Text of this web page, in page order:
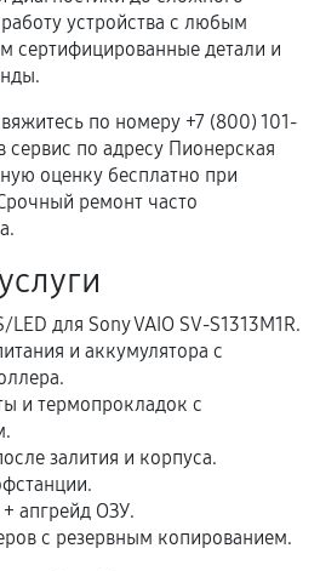
работ с датой, перечнем
комплектующие
возможно оформление
Стоимость, сроки и
отдельно и
не действует
устройства с любым
сертифицированные детали и
по номеру +7 (800) 101-
сервис по адресу Пионерская
оценку бесплатно при
ремонт часто
для Sony VAIO SV-S1313M1R.
и аккумулятора с
и термопрокладок с
залития и корпуса.
апгрейд ОЗУ.
с резервным копированием.